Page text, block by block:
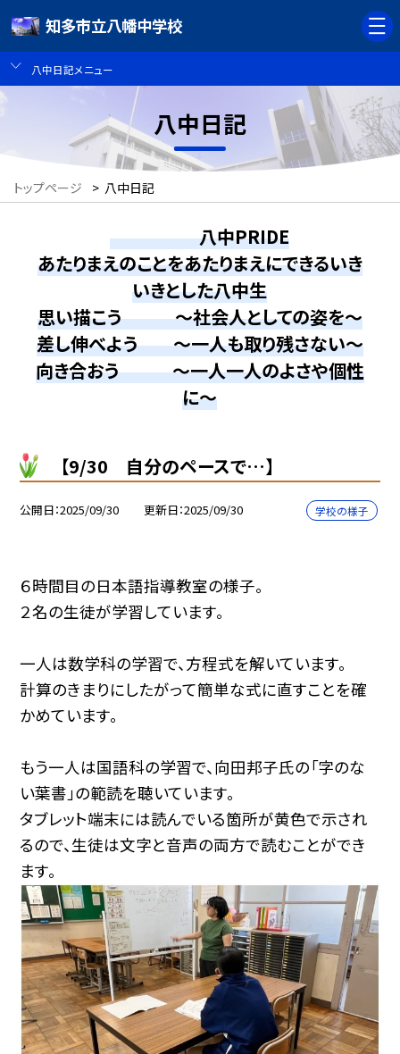
知多市立八幡中学校
八中日記メニュー
八中日記
トップページ > 八中日記
八中PRIDE
あたりまえのことをあたりまえにできるいき
いきとした八中生
思い描こう ～社会人としての姿を～
差し伸べよう ～一人も取り残さない～
向き合おう ～一人一人のよさや個性
に～
【9/30 自分のペースで…】
公開日 2025/09/30 更新日 2025/09/30 学校の様子
６時間目の日本語指導教室の様子。
２名の生徒が学習しています。
一人は数学科の学習で、方程式を解いています。
計算のきまりにしたがって簡単な式に直すことを確
かめています。
もう一人は国語科の学習で、向田邦子氏の「字のな
い葉書」の範読を聴いています。
タブレット端末には読んでいる箇所が黄色で示され
るので、生徒は文字と音声の両方で読むことができ
ます。